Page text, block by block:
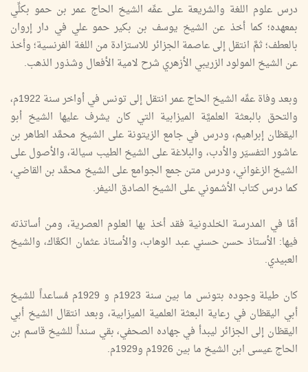
درس علوم اللغة والشريعة على عمِّه الشيخ الحاج عمر بن حمو بكلِّي
بمعهده؛ كما أخذ عن الشيخ يوسف بن بكير حمو علي في دار إروان
بالعطف؛ ثمَّ انتقل إلى عاصمة الجزائر للاستزادة من اللغة الفرنسية؛ وأخذ
عن الشيخ المولود الزريبي الأزهري شرح لامية الأفعال وشذور الذهب.
وبعد وفاة عمِّه الشيخ الحاج عمر انتقل إلى تونس في أواخر سنة 1922م،
والتحق بالبعثة العلميَّة الميزابية التي كان يشرف عليها الشيخ أبو
اليقظان إبراهيم، ودرس في جامع الزيتونة على الشيخ محمَّد الطاهر بن
عاشور التفسيَر والأدب، والبلاغة على الشيخ الطيب سيالة، والأصول على
الشيخ الزغواني، ودرس متن جمع الجوامع على الشيخ محمَّد بن القاضي،
كما درس كتاب الأشموني على الشيخ الصادق النيفر.
أمَّا في المدرسة الخلدونية فقد أخذ بها العلوم العصرية، ومن أساتذته
فيها: الأستاذ حسن حسني عبد الوهاب، والأستاذ عثمان الكعَّاك، والشيخ
العبيدي.
كان طيلة وجوده بتونس ما بين سنة 1923م و 1929م مُساعداً للشيخ
أبي اليقظان في رعاية البعثة العلمية الميزابية، وبعد انتقال الشيخ أبي
اليقظان إلى الجزائر ليبدأ في جهاده الصحفي، بقي سنداً للشيخ قاسم بن
الحاج عيسى ابن الشيخ ما بين 1926م و1929م.